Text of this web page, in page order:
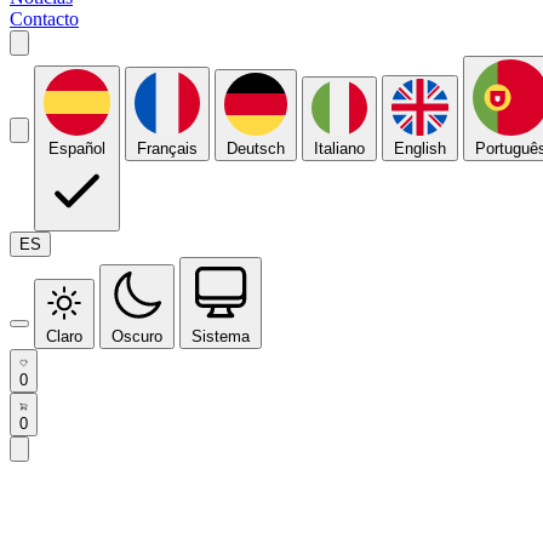
Contacto
Español Français Deutsch Italiano English
ES
Claro Oscuro Sistema
0
0